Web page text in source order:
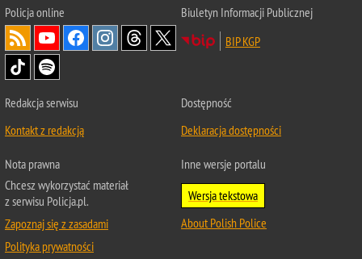
Policjaonline
Biuletyn Informacji Publicznej
BIP KGP
Redakcja serwisu
Kontakt z redakcją
Dostępność
Deklaracja dostępności
Nota prawna
Chcesz wykorzystać materiał
z serwisu Policja.pl.
Zapoznaj się z zasadami
Polityka prywatności
Inne wersje portalu
Wersja tekstowa
About Polish Police